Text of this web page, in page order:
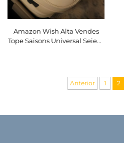
Amazon Wish Alta Vendes
Tope Saisons Universal Seient
Anterior 1 2